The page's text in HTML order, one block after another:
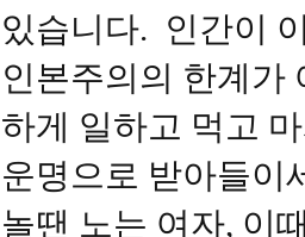
있습니다. 인간이
인본주의의 한계가
하게 일하고 먹고
운명으로 받아들이
놀땐 노는 여자, 이